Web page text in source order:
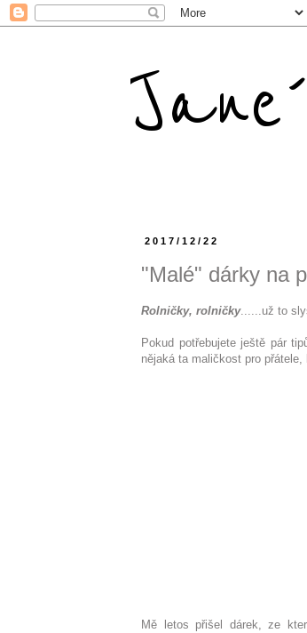
2017/12/22
"Malé" dárky na
Rolničky, rolničky......už to
Pokud potřebujete ještě pár
nějaká ta maličkost pro
Mě letos přišel dárek, ze